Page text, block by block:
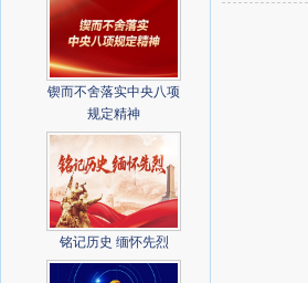
锲而不舍落实中央八项
规定精神
铭记历史 缅怀先烈